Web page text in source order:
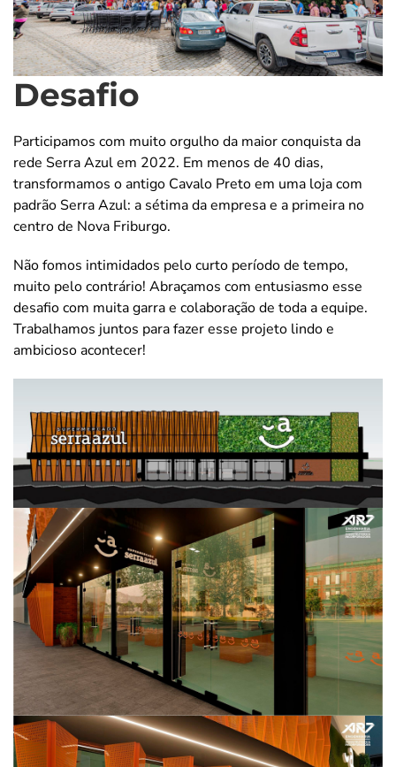
Desafio
Participamos com muito orgulho da maior conquista da
rede Serra Azul em 2022. Em menos de 40 dias,
transformamos o antigo Cavalo Preto em uma loja com
padrão Serra Azul: a sétima da empresa e a primeira no
centro de Nova Friburgo.
Não fomos intimidados pelo curto período de tempo,
muito pelo contrário! Abraçamos com entusiasmo esse
desafio com muita garra e colaboração de toda a equipe.
Trabalhamos juntos para fazer esse projeto lindo e
ambicioso acontecer!